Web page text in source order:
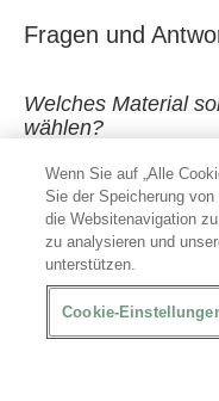
Fragen und
Welches Material
wählen?
Die meisten Kühlboxen
nach angestrebtem
hochwertigeren
Sorgfalt behandelt
werden und möglichst
Wenn Sie auf „Alle
Sie der Speicherung
die Websitenavigation
zu analysieren und
unterstützen.
Cookie-